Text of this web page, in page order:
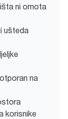
ni omota
ušteda
na
korisnike